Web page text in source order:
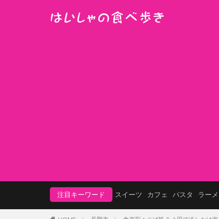
注目キーワード スイーツ カフェ パスタ ラー